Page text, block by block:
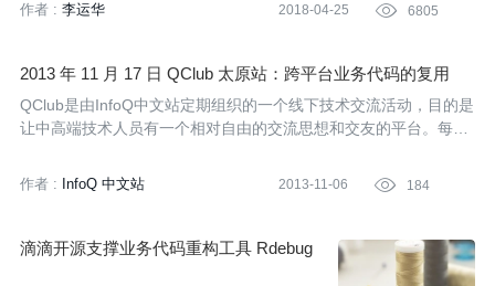
作者 : 李运华 2018-04-25  6805
2013 年 11 月 17 日 QClub 太原站：跨平台业务代码的复用
QClub是由InfoQ中文站定期组织的一个线下技术交流活动，目的是
让中高端技术人员有一个相对自由的交流思想和交友的平台。每次
家分享其经验，但QClub更注重讨论，因为它认为讨论才是真理，
从讨论中才能激发参与者的智慧和火花。我们的口号是"影响有影响
作者 : InfoQ 中文站 2013-11-06  184
滴滴开源支撑业务代码重构工具 Rdebug